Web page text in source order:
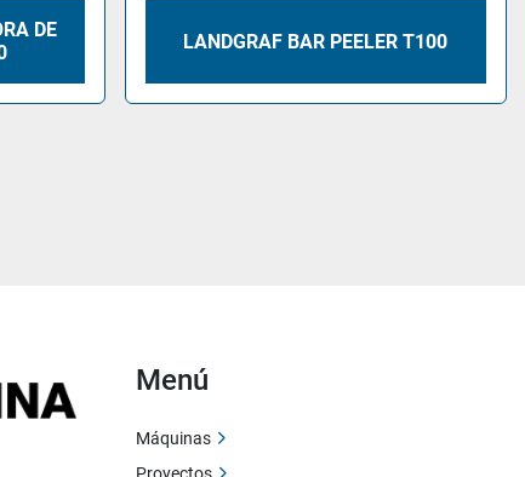
DE
LANDGRAF BAR PEELER T100
Menú
Máquinas